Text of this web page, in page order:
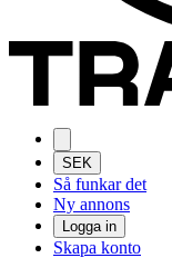
SEK
Så funkar det
Ny annons
Logga in
Skapa konto